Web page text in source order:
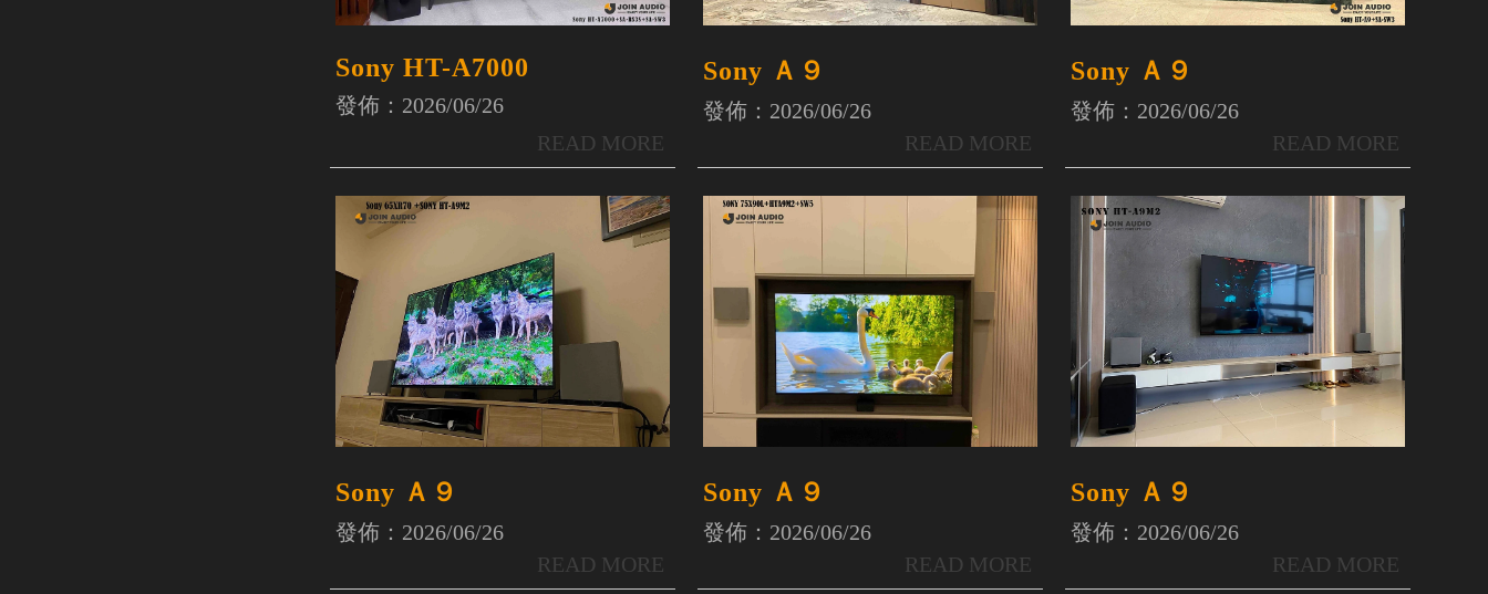
Sony HT-A7000
發佈：2026/06/26
Sony Ａ９
發佈：2026/06/26
Sony Ａ９
發佈：2026/06/26
Sony Ａ９
發佈：2026/06/26
Sony Ａ９
發佈：2026/06/26
Sony Ａ９
發佈：2026/06/26